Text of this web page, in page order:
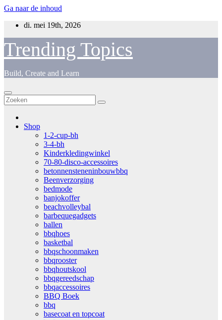
Ga naar de inhoud
di. mei 19th, 2026
Trending Topics
Build, Create and Learn
Shop
1-2-cup-bh
3-4-bh
Kinderkledingwinkel
70-80-disco-accessoires
betonnensteneninbouwbbq
Beenverzorging
bedmode
banjokoffer
beachvolleybal
barbequegadgets
ballen
bbqhoes
basketbal
bbqschoonmaken
bbqrooster
bbqhoutskool
bbqgereedschap
bbqaccessoires
BBQ Boek
bbq
basecoat en topcoat